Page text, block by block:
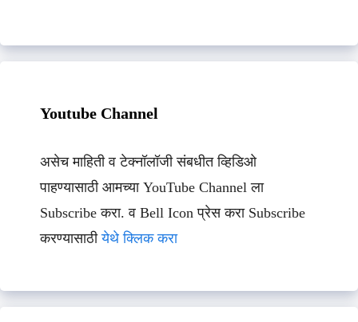
Youtube Channel
असेच माहिती व टेक्नॉलॉजी संबधीत व्हिडिओ
पाहण्यासाठी आमच्या YouTube Channel ला
Subscribe करा. व Bell Icon प्रेस करा Subscribe
करण्यासाठीयेथे क्लिक करा